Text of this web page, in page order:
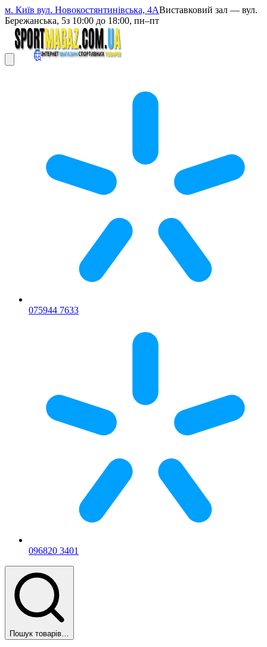
м. Київ вул. Новокостянтинівська, 4АВиставковий зал — вул.
Бережанська, 5з 10:00 до 18:00, пн–пт
075944 7633
096820 3401
Пошук товарів…